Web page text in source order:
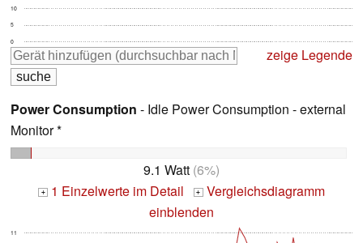
0
5
10
zeige Legende
Power Consumption - Idle Power Consumption - external
Monitor *
9.1 Watt (6%)
+ 1 Einzelwerte im Detail + Vergleichsdiagramm
einblenden
11